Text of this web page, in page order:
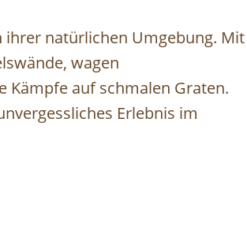
ihrer natürlichen Umgebung. Mit
wagen
Kämpfe auf schmalen Graten.
Erlebnis im